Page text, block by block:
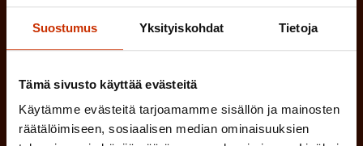
Suostumus Yksityiskohdat Tietoja
Tämä sivusto käyttää evästeitä
Käytämme evästeitä tarjoamamme sisällön ja mainosten
räätälöimiseen, sosiaalisen median ominaisuuksien
n
P
o
l
Sähköpostiosoite
(
P
a
k
Mikä tai mitkä näistä kuvaavat sinua